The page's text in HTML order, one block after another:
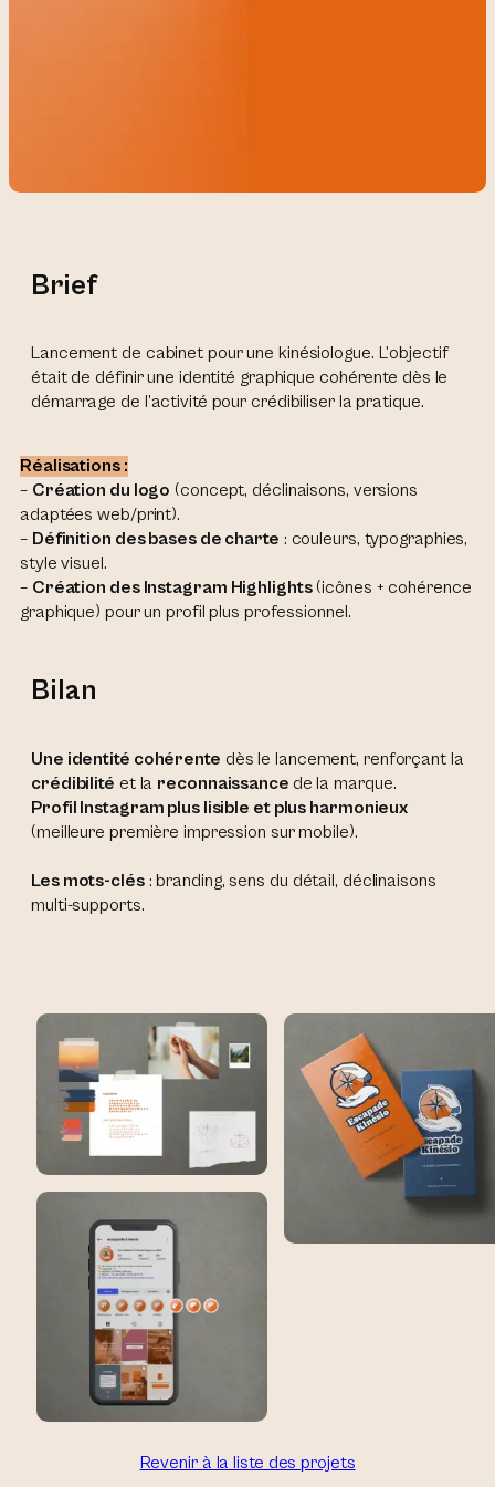
Brief
Lancement de cabinet pour une kinésiologue. L’objectif
était de définir une identité graphique cohérente dès le
démarrage de l’activité pour crédibiliser la pratique.
Réalisations :
– Création du logo (concept, déclinaisons, versions
adaptées web/print).
– Définition des bases de charte : couleurs, typographies,
style visuel.
– Création des Instagram Highlights(icônes + cohérence
graphique) pour un profil plus professionnel.
Bilan
Une identité cohérente dès le lancement, renforçant la
crédibilité et la reconnaissance de la marque.
Profil Instagram plus lisible et plus harmonieux
(meilleure première impression sur mobile).
Les mots-clés: branding, sens du détail, déclinaisons
multi-supports.
Revenir à la liste des projets